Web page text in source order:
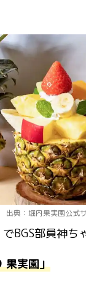
出典：堀内果実園公式
でBGS部員神
果実園」